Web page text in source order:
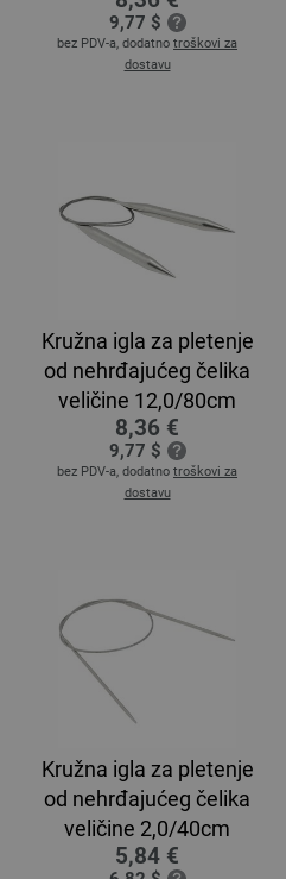
9,77 $
bez PDV-a, dodatno troškovi za
dostavu
Kružna igla za pletenje
od nehrđajućeg čelika
veličine 12,0/80cm
8,36 €
9,77 $
bez PDV-a, dodatno troškovi za
dostavu
Kružna igla za pletenje
od nehrđajućeg čelika
veličine 2,0/40cm
5,84 €